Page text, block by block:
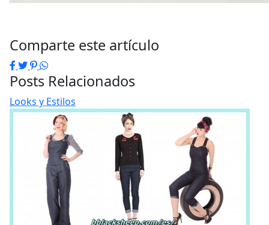
Comparte este artículo
Facebook
Twitter
Pinterest
WhatsApp
Posts Relacionados
Looks y Estilos